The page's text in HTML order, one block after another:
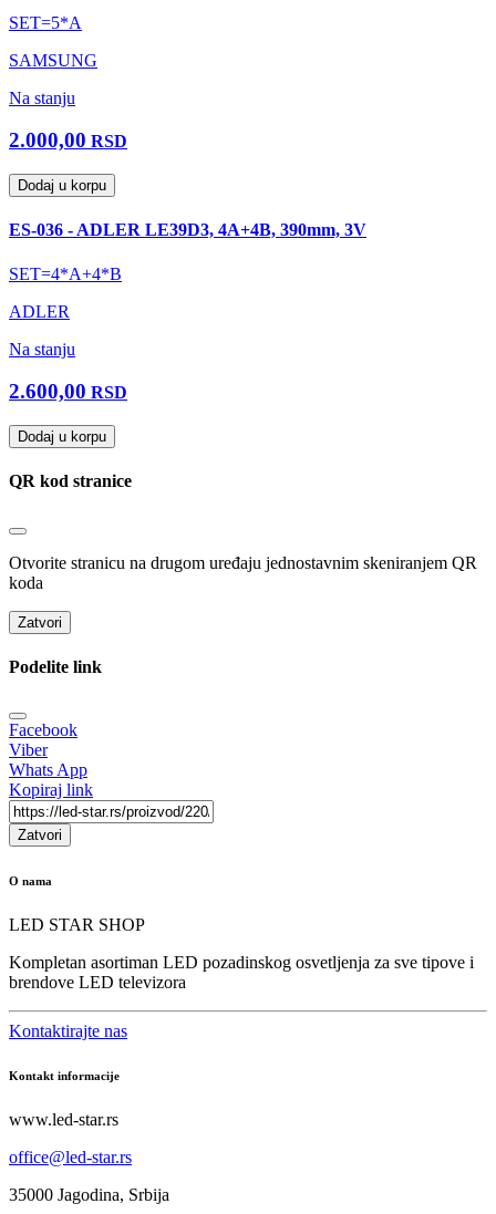
SET=5*A
SAMSUNG
Na stanju
2.000,00 RSD
Dodaj u korpu
ES-036 - ADLER LE39D3, 4A+4B, 390mm, 3V
SET=4*A+4*B
ADLER
Na stanju
2.600,00 RSD
Dodaj u korpu
QR kod stranice
Otvorite stranicu na drugom uređaju jednostavnim skeniranjem QR
koda
Zatvori
Podelite link
Facebook
Viber
Whats App
Kopiraj link
Zatvori
O nama
LED STAR SHOP
Kompletan asortiman LED pozadinskog osvetljenja za sve tipove i
brendove LED televizora
Kontaktirajte nas
Kontakt informacije
www.led-star.rs
office@led-star.rs
35000 Jagodina, Srbija